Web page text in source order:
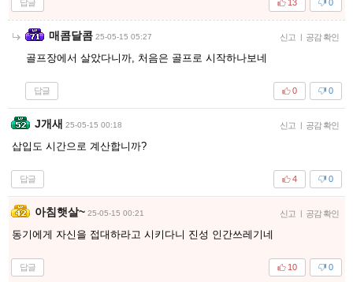
답글 0
13
매콤달콤 25-05-15 05:27 신고 | 공감 확인
골프장에서 살았다니까, 처음은 골프로 시작하나보네
답글 0
0
J개새 25-05-15 00:18 신고 | 공감 확인
삽입도 시간으로 계산합니까?
답글 0
4
아침햇살~ 25-05-15 00:21 신고 | 공감 확인
동기에게 자신을 접대하라고 시키다니 진성 인간쓰레기네
답글 0
10